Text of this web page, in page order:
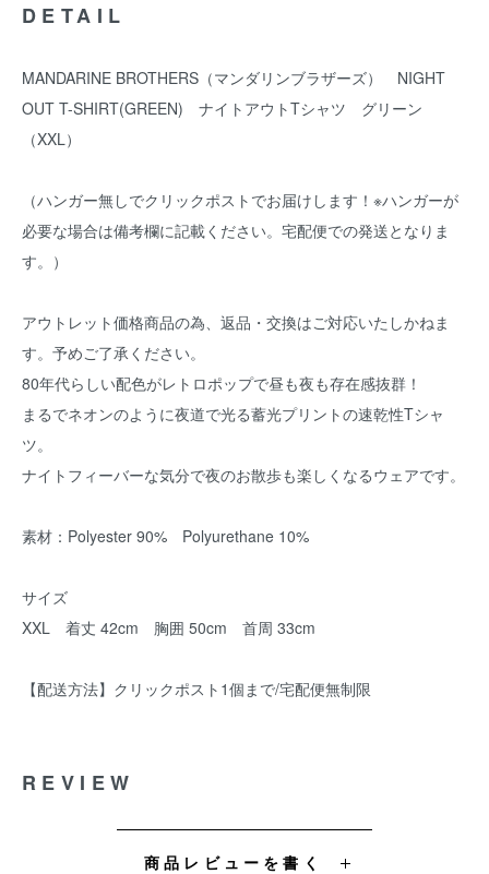
DETAIL
MANDARINE BROTHERS（マンダリンブラザーズ） NIGHT
OUT T-SHIRT(GREEN) ナイトアウトTシャツ グリーン
（XXL）
（ハンガー無しでクリックポストでお届けします！※ハンガーが
必要な場合は備考欄に記載ください。宅配便での発送となりま
す。）
アウトレット価格商品の為、返品・交換はご対応いたしかねま
す。予めご了承ください。
80年代らしい配色がレトロポップで昼も夜も存在感抜群！
まるでネオンのように夜道で光る蓄光プリントの速乾性Tシャ
ツ。
ナイトフィーバーな気分で夜のお散歩も楽しくなるウェアです。
素材：Polyester 90% Polyurethane 10%
サイズ
XXL 着丈 42cm 胸囲 50cm 首周 33cm
【配送方法】クリックポスト1個まで/宅配便無制限
REVIEW
商品レビューを書く